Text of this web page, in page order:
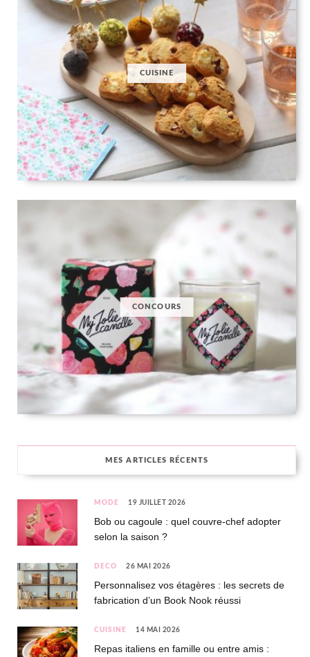
CUISINE
CONCOURS
MES ARTICLES RÉCENTS
MODE 19 JUILLET 2026
Bob ou cagoule : quel couvre-chef adopter
selon la saison ?
DÉCO 26 MAI 2026
Personnalisez vos étagères : les secrets de
fabrication d’un Book Nook réussi
CUISINE 14 MAI 2026
Repas italiens en famille ou entre amis :